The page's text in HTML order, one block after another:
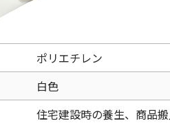
ポリエチレン
白色
住宅建設時の養生、商品